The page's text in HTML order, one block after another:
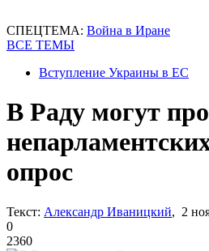
СПЕЦТЕМА: Война в Иране
ВСЕ ТЕМЫ
Вступление Украины в ЕС
В Раду могут
опрос
Текст: Александр Иваницкий, 2
0
2360